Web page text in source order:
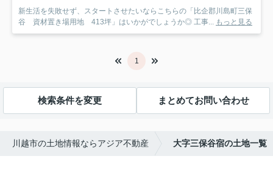
新生活を失敗せず、スタートさせたいならこちらの「比企郡川島町三保
谷 資材置き場用地 413坪」はいかがでしょうか◎ 工事...
もっと見る
1
検索条件を変更 まとめてお問い合わせ
川越市の土地情報ならアジア不動産 大字三保谷宿の土地一覧